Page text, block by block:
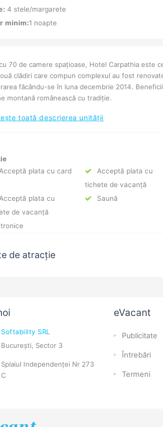
4 stele/margarete
minim:1 noapte
70 de camere spațioase, Hotel Carpathia este
clădiri care compun complexul au fost
făcându-se în luna decembrie 2014.
montană românească cu tradiție.
toată descrierea unității
Acceptă plata cu card
Acceptă plata cu
tichete de vacanță
Acceptă plata cu
de vacanță
Saună
de atracție
Softability SRL
București, Sector 3
Splaiul Independenței Nr 273
C
eVacant
Publicitate
Întrebări
Termeni